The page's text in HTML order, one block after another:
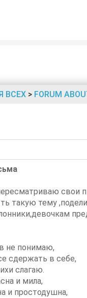
ВСЕХ> FORUM
свои
такую тему
не понимаю,
сдержать в себе,
слагаю.
и мила,
и простодушна,